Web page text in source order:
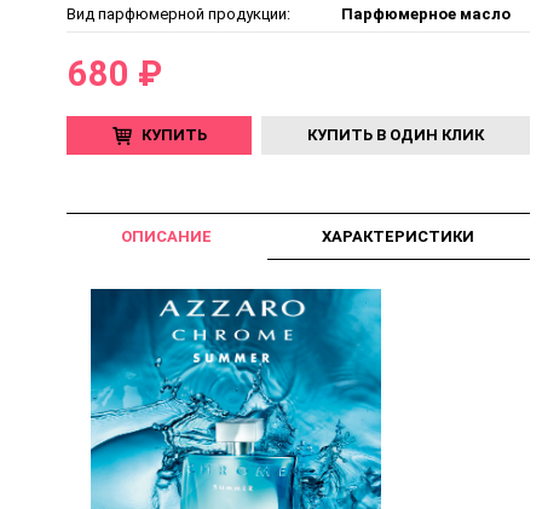
Вид парфюмерной продукции:
Парфюмерное масло
680 ₽
КУПИТЬ КУПИТЬ В ОДИН КЛИК
ОПИСАНИЕ ХАРАКТЕРИСТИКИ